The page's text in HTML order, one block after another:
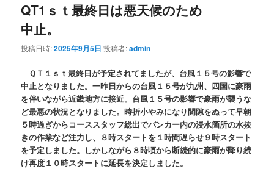
QT1ｓｔ最終日は悪天候のため
中止。
投稿日時:2025年9月5日 投稿者:admin
ＱＴ１ｓｔ最終日が予定されてましたが、台風１５号の影響で
中止となりました。一昨日からの台風１５号が九州、四国に豪雨
を伴いながら近畿地方に接近。台風１５号の影響で豪雨が襲うな
ど最悪の状況となりました。時折小やみになり間隙をぬって早朝
５時過ぎからコーススタッフ総出でバンカー内の浸水箇所の水抜
きの作業など注力し、８時スタートを１時間遅らせ９時スタート
を予定しました。しかしながら８時頃から断続的に豪雨が降り続
け再度１０時スタートに延長を決定しました。